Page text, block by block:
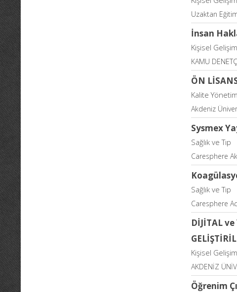
Uzaktan Eğitim
İnsan
Kişisel Gelişim
KAMU
ÖN
Kalite
Akdeniz
Sysmex
Sağlık ve Tıp
Caresphere
Sağlık ve Tıp
Caresphere
DİJİTAL
Kişisel Gelişim
AKDENİZ
Öğrenim